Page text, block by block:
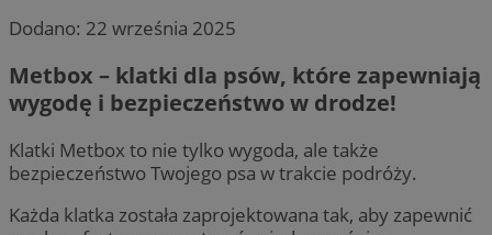
Dodano: 22 września 2025
Metbox – klatki dla psów, które zapewniają
wygodę i bezpieczeństwo w drodze!
Klatki Metbox to nie tylko wygoda, ale także
bezpieczeństwo Twojego psa w trakcie podróży.
Każda klatka została zaprojektowana tak, aby zapewnić